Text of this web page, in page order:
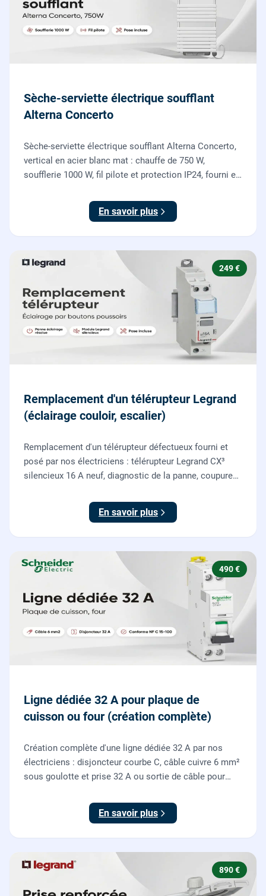
Sèche-serviette électrique soufflant
Alterna Concerto
Sèche-serviette électrique soufflant Alterna Concerto,
vertical en acier blanc mat : chauffe de 750 W,
soufflerie 1000 W, fil pilote et protection IP24, fourni et
En savoir plus
249 €
Remplacement d'un télérupteur Legrand
(éclairage couloir, escalier)
Remplacement d'un télérupteur défectueux fourni et
posé par nos électriciens : télérupteur Legrand CX³
silencieux 16 A neuf, diagnostic de la panne, coupure
boutons poussoirs.
En savoir plus
490 €
Ligne dédiée 32 A pour plaque de
cuisson ou four (création complète)
Création complète d'une ligne dédiée 32 A par nos
électriciens : disjoncteur courbe C, câble cuivre 6 mm²
sous goulotte et prise 32 A ou sortie de câble pour
En savoir plus
890 €